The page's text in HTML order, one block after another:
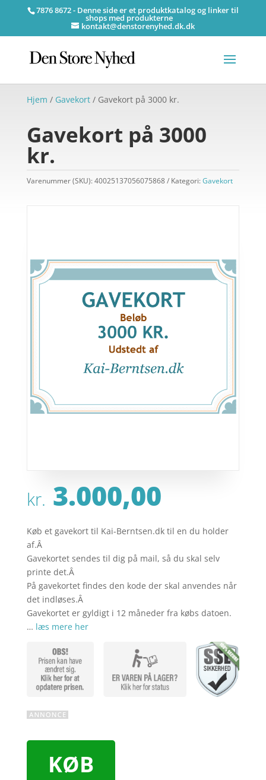
7876 8672 - Denne side er et produktkatalog og linker til
shops med produkterne
kontakt@denstorenyhed.dk.dk
Hjem / Gavekort/ Gavekort på 3000 kr.
Gavekort på 3000
kr.
Varenummer (SKU): 40025137056075868 Kategori: Gavekort
kr. 3.000,00
Køb et gavekort til Kai-Berntsen.dk til en du holder
af.Â
Gavekortet sendes til dig på mail, så du skal selv
printe det.Â
På gavekortet findes den kode der skal anvendes når
det indløses.Â
Gavekortet er gyldigt i 12 måneder fra købs datoen.
… læs mere her
KØB